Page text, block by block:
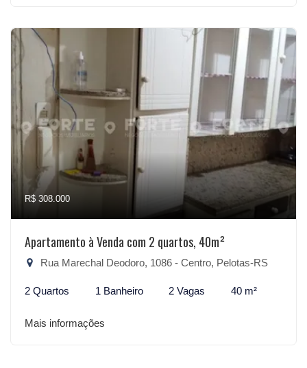
R$ 308.000
Apartamento à Venda com 2 quartos, 40m²
Rua Marechal Deodoro, 1086 - Centro, Pelotas-RS
2 Quartos 1 Banheiro 2 Vagas 40 m²
Mais informações